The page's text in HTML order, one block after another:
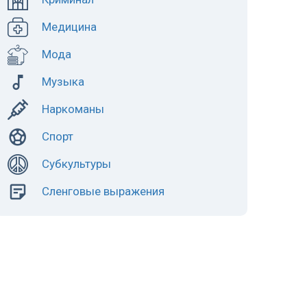
Медицина
Мода
Музыка
Наркоманы
Спорт
Субкультуры
Сленговые выражения